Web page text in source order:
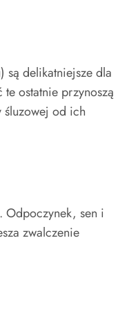
są delikatniejsze dla
ostatnie przynoszą
śluzowej od ich
Odpoczynek, sen i
zwalczenie